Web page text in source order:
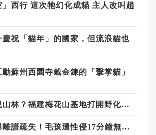
」西行 這次牠幻化成貓 主人改叫趙
慶祝「貓年」的國家，但流浪貓也
蘇州西園寺戴金鍊的「擊掌貓」
華南虎重現山林？福建梅花山基地打開野化新「虎」途
寵物旅館爆離譜疏失！毛孩遭性侵17分鐘無人制止 業者離譜回應曝光